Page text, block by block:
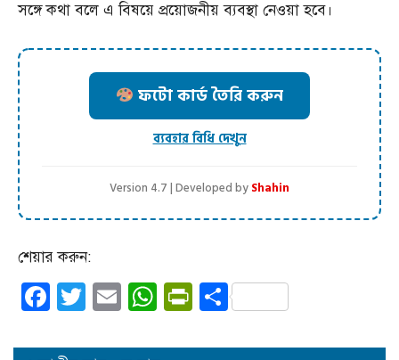
সঙ্গে কথা বলে এ বিষয়ে প্রয়োজনীয় ব্যবস্থা নেওয়া হবে।
ফটো কার্ড তৈরি করুন
ব্যবহার বিধি দেখুন
Version 4.7 | Developed byShahin
শেয়ার করুন:
Facebook
Twitter
EmailWhatsApp
PrintFriendly
Share